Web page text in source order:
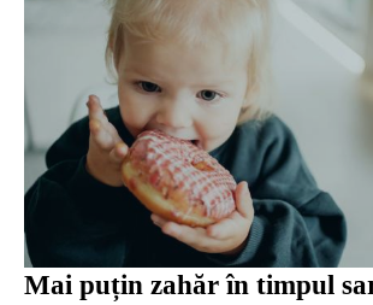
Mai puțin zahăr în timpul